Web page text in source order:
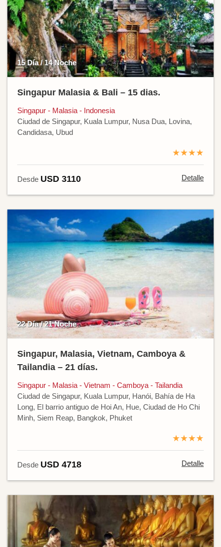
15 Día / 14 Noche
Singapur Malasia & Bali – 15 dias.
Singapur - Malasia - Indonesia
Ciudad de Singapur, Kuala Lumpur, Nusa Dua, Lovina,
Candidasa, Ubud
★★★★
Desde USD 3110 Detalle
22 Día / 21 Noche
Singapur, Malasia, Vietnam, Camboya &
Tailandia – 21 días.
Singapur - Malasia - Vietnam - Camboya - Tailandia
Ciudad de Singapur, Kuala Lumpur, Hanói, Bahía de Ha
Long, El barrio antiguo de Hoi An, Hue, Ciudad de Ho Chi
Minh, Siem Reap, Bangkok, Phuket
★★★★
Desde USD 4718 Detalle